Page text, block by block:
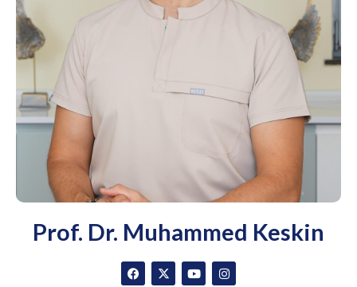
Prof. Dr. Muhammed Keskin